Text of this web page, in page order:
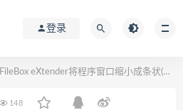
登录
FileBox eXtender将程序窗口缩小成条状(V2.01.00)
148